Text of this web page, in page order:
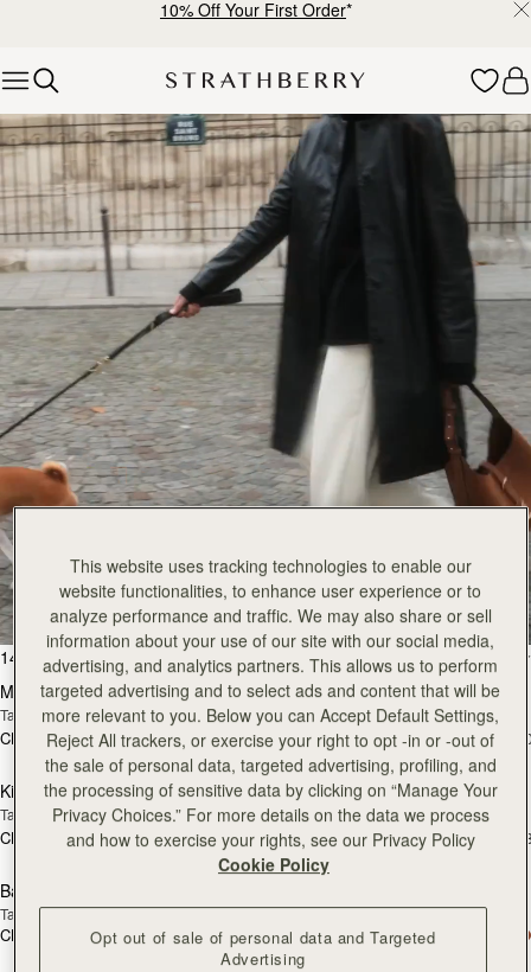
10% Off Your First Order*
Explore Strathberry’s Collection of Luxury Handcrafted Bags
All Bags
Beautifully handcrafted in Spain
147 products
FILTER & SORT
加入购物车
Mosaic Bag
Tan with Vanilla Stitch
CN¥5,650 +10
加
Mosaic Bag
Chocolate with Vanilla Stitch
CN¥5,650
加入购物车
Kite Hobo
Tan/Natural Raffia
CN¥5,650 +8
加
Kite Hobo
Espresso
CN¥5,990
加入购物车
Barra Mini
Tan
CN¥5,990
加
Espresso
CN¥5,990
加入购物车
加
This website uses tracking technologies to enable our
website functionalities, to enhance user experience or to
analyze performance and traffic. We may also share or sell
information about your use of our site with our social media,
advertising, and analytics partners. This allows us to perform
targeted advertising and to select ads and content that will be
more relevant to you. Below you can Accept Default Settings,
Reject All trackers, or exercise your right to opt -in or -out of
the sale of personal data, targeted advertising, profiling, and
the processing of sensitive data by clicking on “Manage Your
Privacy Choices.” For more details on the data we process
and how to exercise your rights, see our Privacy Policy
Cookie Policy
Opt out of sale of personal data and Targeted
Advertising